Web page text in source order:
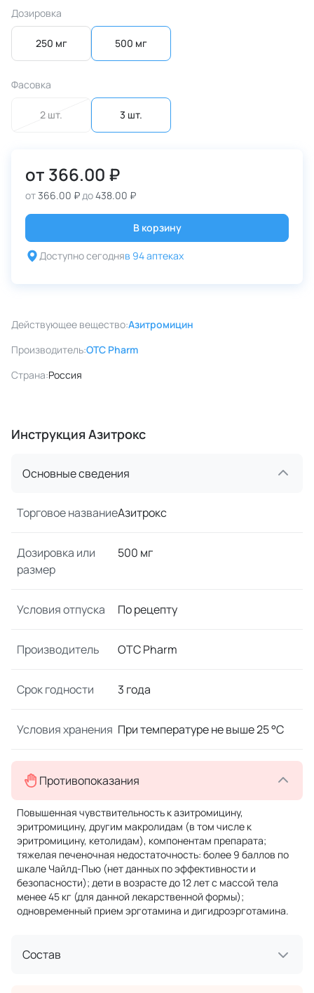
Дозировка
250 мг 500 мг
Фасовка
2 шт. 3 шт.
от 366.00 ₽
от366.00 ₽до438.00 ₽
В корзину
Доступно сегодняв 94 аптеках
Действующее вещество:Азитромицин
Производитель:OTC Pharm
Страна:Россия
Инструкция Азитрокс
Основные сведения
Торговое названиеАзитрокс
Дозировка или
размер
500 мг
Условия отпуска По рецепту
Производитель OTC Pharm
Срок годности 3 года
Условия хранения При температуре не выше 25 °C
Противопоказания
Повышенная чувствительность к азитромицину,
эритромицину, другим макролидам (в том числе к
эритромицину, кетолидам), компонентам препарата;
тяжелая печеночная недостаточность: более 9 баллов по
шкале Чайлд-Пью (нет данных по эффективности и
безопасности); дети в возрасте до 12 лет с массой тела
менее 45 кг (для данной лекарственной формы);
одновременный прием эрготамина и дигидроэрготамина.
Состав